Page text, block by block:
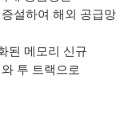
설하여 해외 공급망
된 메모리 신규
투 트랙으로